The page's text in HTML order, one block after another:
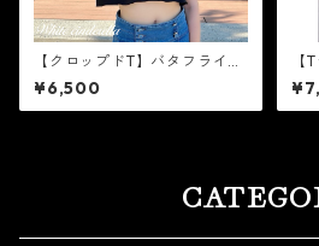
【クロップドT】バタフライ
［ピンクラメ］
¥6,500
【
×白